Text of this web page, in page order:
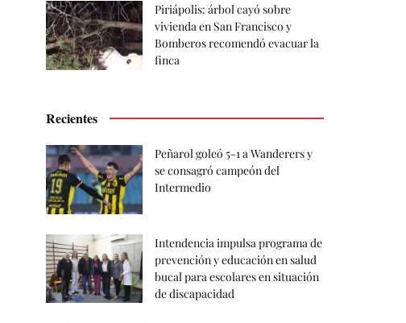
Piriápolis: árbol cayó sobre
vivienda en San Francisco y
Bomberos recomendó evacuar la
finca
Recientes
Peñarol goleó 5-1 a Wanderers y
se consagró campeón del
Intermedio
Intendencia impulsa programa de
prevención y educación en salud
bucal para escolares en situación
de discapacidad